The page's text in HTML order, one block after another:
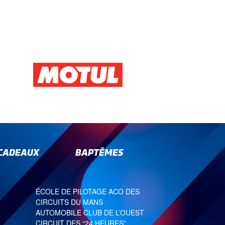
BAPTÊMES
ÉCOLE DE PILOTAGE ACO DES
CIRCUITS DU MANS
AUTOMOBILE CLUB DE L’OUEST
CIRCUIT DES “24 HEURES”